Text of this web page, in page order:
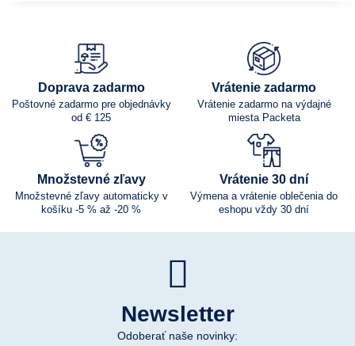
Doprava zadarmo
Poštovné zadarmo pre objednávky
od € 125
Vrátenie zadarmo
Vrátenie zadarmo na výdajné
miesta Packeta
Množstevné zľavy
Množstevné zľavy automaticky v
košíku -5 % až -20 %
Vrátenie 30 dní
Výmena a vrátenie oblečenia do
eshopu vždy 30 dní
Newsletter
Odoberať naše novinky: